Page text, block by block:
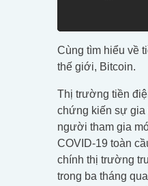
Cùng tìm hiểu về
thế giới, Bitcoin.
Thị trường tiền
chứng kiến sự
người tham gia
COVID-19 toàn
chính thị trường
trong ba tháng